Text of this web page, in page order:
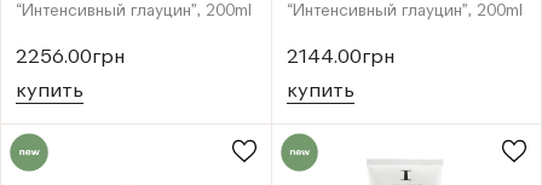
“Интенсивный глауцин”, 200ml
2256.00грн
купить
“Интенсивный глауцин”, 200ml
2144.00грн
купить